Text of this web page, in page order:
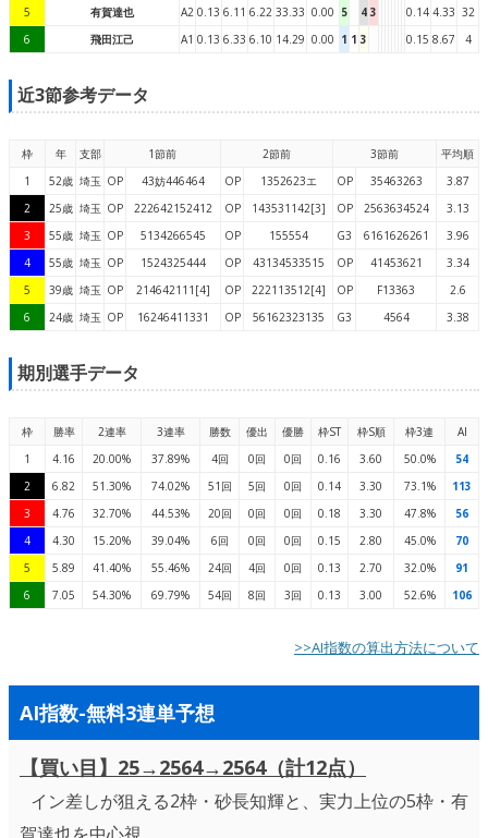
5
有賀達也 A2 0.13 6.11 6.22 33.33 0.00 5 4 3 0.14 4.33 32
6
飛田江己 A1 0.13 6.33 6.10 14.29 0.00 1 1 3 0.15 8.67 4
近3節参考データ
枠 年 支部 1節前 2節前 3節前
平均順
1
52歳 埼玉 OP 43妨446464 OP 1352623エ OP 35463263
3.87
2
25歳 埼玉 OP 222642152412 OP 143531142[3] OP 2563634524
3.13
3
55歳 埼玉 OP 5134266545 OP 155554 G3 6161626261
3.96
4
55歳 埼玉 OP 1524325444 OP 43134533515 OP 41453621
3.34
5
39歳 埼玉 OP 214642111[4] OP 222113512[4] OP F13363
2.6
6
24歳 埼玉 OP 16246411331 OP 56162323135 G3 4564 3.38
期別選手データ
枠 勝率 2連率 3連率 勝数 優出 優勝 枠ST 枠S順 枠3連
AI
1
4.16 20.00% 37.89% 4回 0回 0回 0.16 3.60 50.0%
54
2
6.82 51.30% 74.02% 51回 5回 0回 0.14 3.30 73.1%
113
3
4.76 32.70% 44.53% 20回 0回 0回 0.18 3.30 47.8%
56
4
4.30 15.20% 39.04% 6回 0回 0回 0.15 2.80 45.0%
70
5
5.89 41.40% 55.46% 24回 4回 0回 0.13 2.70 32.0%
91
6
7.05 54.30% 69.79% 54回 8回 3回 0.13 3.00 52.6% 106
>>AI指数の算出方法について
AI指数-無料3連単予想
【買い目】25→2564→2564（計12点）
イン差しが狙える2枠・砂長知輝と、実力上位の5枠・有
賀達也を中心視